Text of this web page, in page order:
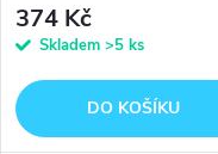
374 Kč
Skladem >5 ks
DO KOŠÍKU